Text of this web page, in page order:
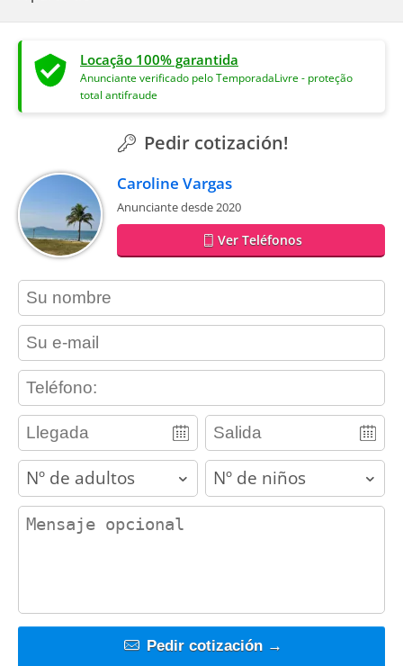
Locação 100% garantida
Anunciante verificado pelo TemporadaLivre - proteção
total antifraude
Pedir cotización!
Caroline Vargas
Anunciante desde 2020
Ver Teléfonos
contact_name
contact_email
contact_phone
adults children
contact_message
Pedir cotización →